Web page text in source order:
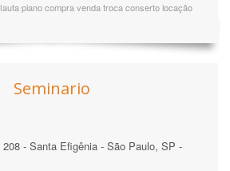
piano compra venda troca conserto locação
Seminario
208 - Santa Efigênia - São Paulo, SP -